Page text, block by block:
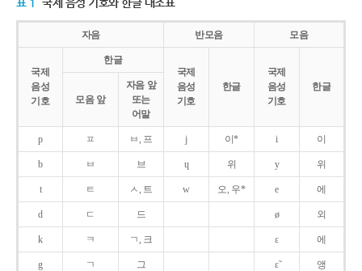
자음 반모음 모음
국제
음성
기호
한글
국제
음성
기호
한글
국제
음성
기호
한글
모음 앞
자음 앞
또는
어말
p ㅍ ㅂ, 프 j 이* i 이
b ㅂ 브 ɥ 위 y 위
t ㅌ ㅅ, 트 w 오, 우* e 에
d ㄷ 드 ø 외
k ㅋ ㄱ, 크 ɛ 에
g ㄱ 그 ɛ̃ 앵